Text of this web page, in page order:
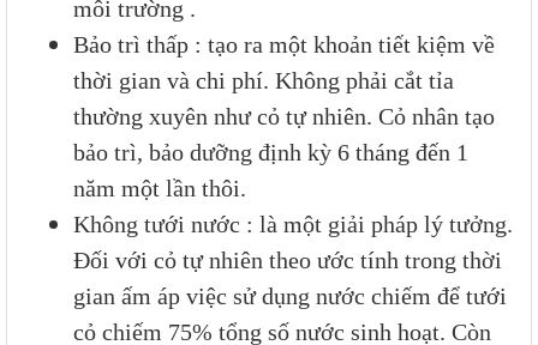
môi trường .
Bảo trì thấp : tạo ra một khoản tiết kiệm về
thời gian và chi phí. Không phải cắt tỉa
thường xuyên như cỏ tự nhiên. Cỏ nhân tạo
bảo trì, bảo dưỡng định kỳ 6 tháng đến 1
năm một lần thôi.
Không tưới nước : là một giải pháp lý tưởng.
Đối với cỏ tự nhiên theo ước tính trong thời
gian ấm áp việc sử dụng nước chiếm để tưới
cỏ chiếm 75% tổng số nước sinh hoạt. Còn